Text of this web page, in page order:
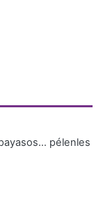
pélenles